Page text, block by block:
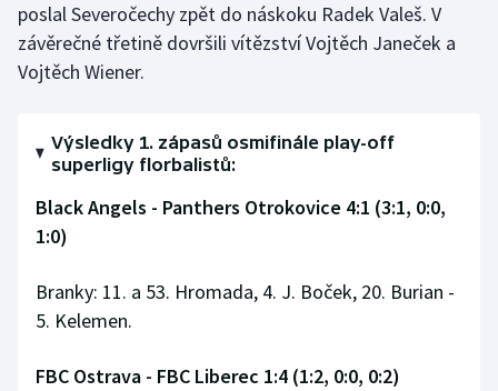
Judo
Krasobruslení
Lyže a snowboard
Moderní pětiboj
Motorsport
poslal Severočechy zpět do náskoku Radek Valeš. V
závěrečné třetině dovršili vítězství Vojtěch Janeček a
Vojtěch Wiener.
Výsledky 1. zápasů osmifinále play-off
superligy florbalistů:
Black Angels - Panthers Otrokovice 4:1 (3:1, 0:0,
1:0)
Branky: 11. a 53. Hromada, 4. J. Boček, 20. Burian -
5. Kelemen.
FBC Ostrava - FBC Liberec 1:4 (1:2, 0:0, 0:2)